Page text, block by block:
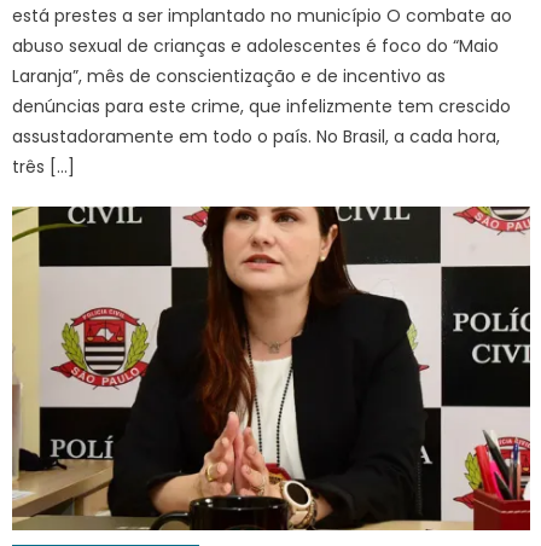
está prestes a ser implantado no município O combate ao
abuso sexual de crianças e adolescentes é foco do “Maio
Laranja”, mês de conscientização e de incentivo as
denúncias para este crime, que infelizmente tem crescido
assustadoramente em todo o país. No Brasil, a cada hora,
três […]